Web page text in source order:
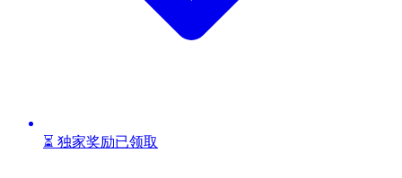
⏳ 独家奖励已领取